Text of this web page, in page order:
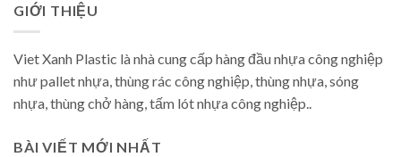
GIỚI THIỆU
Viet Xanh Plastic là nhà cung cấp hàng đầu nhựa công nghiệp
như pallet nhựa, thùng rác công nghiệp, thùng nhựa, sóng
nhựa, thùng chở hàng, tấm lót nhựa công nghiệp..
BÀI VIẾT MỚI NHẤT